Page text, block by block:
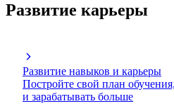
Развитие карьеры
Развитие навыков и карьеры
Постройте свой план
и зарабатывать больше